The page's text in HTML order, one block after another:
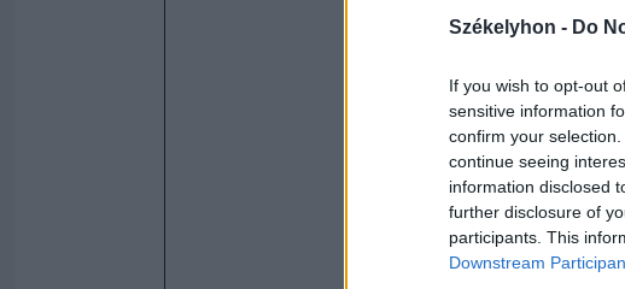
Székelyhon - Do
If you wish to opt-out
sensitive information
confirm your
continue seeing
information disclosed
further disclosure of
participants. This
Downstream